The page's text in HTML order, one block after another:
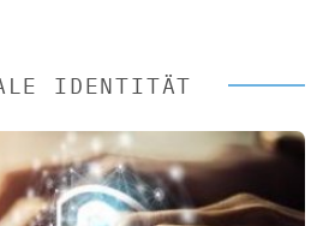
IDENTITÄT